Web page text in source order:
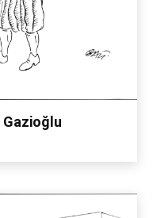
Gazioğlu